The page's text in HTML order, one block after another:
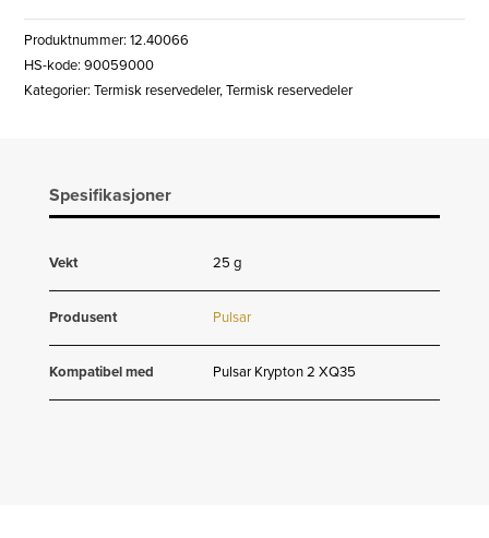
KRYPTON
2
35mm
antall
Produktnummer:12.40066
HS-kode: 90059000
Kategorier:Termisk reservedeler,Termisk reservedeler
Spesifikasjoner
Vekt 25 g
Produsent Pulsar
Kompatibel med Pulsar Krypton 2 XQ35